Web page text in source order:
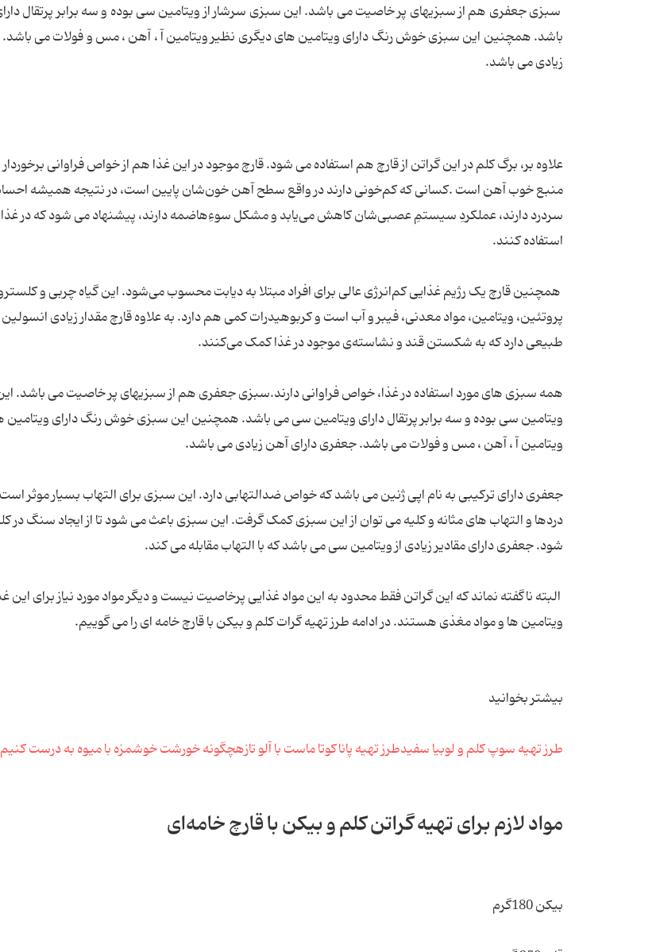
سبزی جعفری هم از سبزیهای پر خاصیت می باشد. این سبزی سرشار از ویتامین سی بوده و سه برابر پرتقال
باشد. همچنین این سبزی خوش رنگ دارای ویتامین های دیگری نظیر ویتامین آ ، آهن ، مس و فولات می
زیادی می باشد.
علاوه بر، برگ کلم در این گراتن از قارچ هم استفاده می شود. قارچ موجود در این غذا هم از خواص فراوانی
منبع خوب آهن است .کسانی که کم‌خونی دارند در واقع سطح آهن خون‌شان پایین است، در نتیجه همیشه
سردرد دارند، عملکردِ سیستمِ عصبی‌شان کاهش می‌یابد و مشکل سوءِهاضمه دارند، پیشنهاد می شود که در
استفاده کنند.
همچنین قارچ یک رژیم غذایی کم‌انرژی عالی برای افراد مبتلا به دیابت محسوب می‌شود.‌ این گیاه چربی و
پروتئین، ویتامین، مواد معدنی، فیبر و آب است و کربوهیدرات کمی هم دارد. به علاوه قارچ مقدار زیادی
طبیعی دارد که به شکستن قند و نشاسته‌ی موجود در غذا کمک می‌کنند.
همه سبزی های مورد استفاده در غذا، خواص فراوانی دارند.سبزی جعفری هم از سبزیهای پر خاصیت می باشد.
ویتامین سی بوده و سه برابر پرتقال دارای ویتامین سی می باشد. همچنین این سبزی خوش رنگ دارای ویتامین
ویتامین آ ، آهن ، مس و فولات می باشد. جعفری دارای آهن زیادی می باشد.
جعفری دارای ترکیبی به نام اپی ژنین می باشد که خواص ضدالتهابی دارد. این سبزی برای التهاب بسیار موثر است
دردها و التهاب های مثانه و کلیه می توان از این سبزی کمک گرفت. این سبزی باعث می شود تا از ایجاد سنگ در
شود. جعفری دارای مقادیر زیادی از ویتامین سی می باشد که با التهاب مقابله می کند.
البته ناگفته نماند که این گراتن فقط محدود به این مواد غذایی پرخاصیت نیست و دیگر مواد مورد نیاز برای این
ویتامین ها و مواد مغذی هستند. در ادامه طرز تهیه گرات کلم و بیکن با قارچ خامه ای را می گوییم.
بیشتر بخوانید
طرز تهیه سوپ کلم و لوبیا سفیدطرز تهیه پاناکوتا ماست با آلو تازهچگونه خورشت خوشمزه با میوه به درست
مواد لازم برای تهیه گراتن کلم و بیکن با قارچ خامه‌ای
بیکن 180گرم